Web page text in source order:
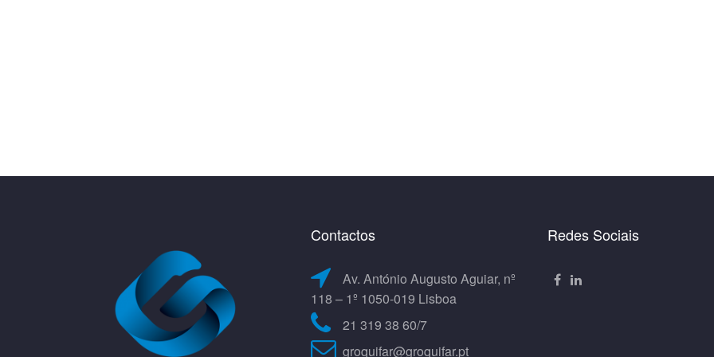
Contactos
Av. António Augusto Aguiar, nº
118 – 1º 1050-019 Lisboa
21 319 38 60/7
groquifar@groquifar.pt
Redes Sociais